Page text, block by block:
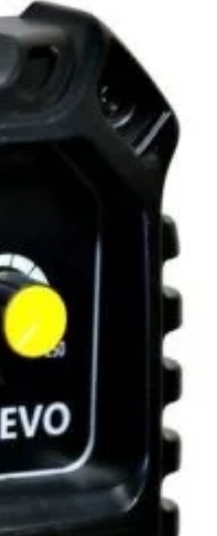
cu dimensiuni si
pentru sudura in
sudura in mediul
cu amorsare
bazici, inox,
TIG).
si consum redus.
cu ajutorul
stabil
de sudura.
la inceputul sudurii),
de lipire al
material si gaz de